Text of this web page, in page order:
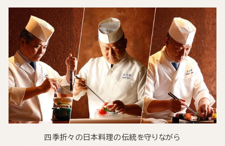
四季折々の日本料理の伝統を守りながら